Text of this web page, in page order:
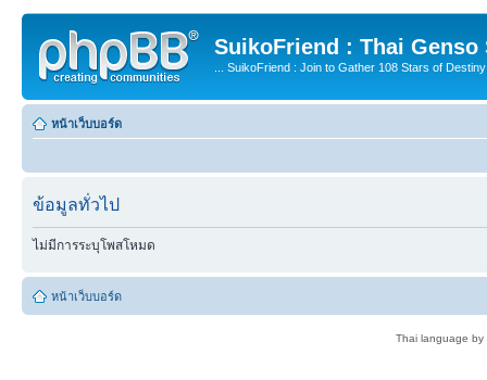
SuikoFriend : Thai Genso
... SuikoFriend : Join to Gather 108 Stars of
หน้าเว็บบอร์ด
ข้อมูลทั่วไป
ไม่มีการระบุโพสโหมด
หน้าเว็บบอร์ด
Thai language by